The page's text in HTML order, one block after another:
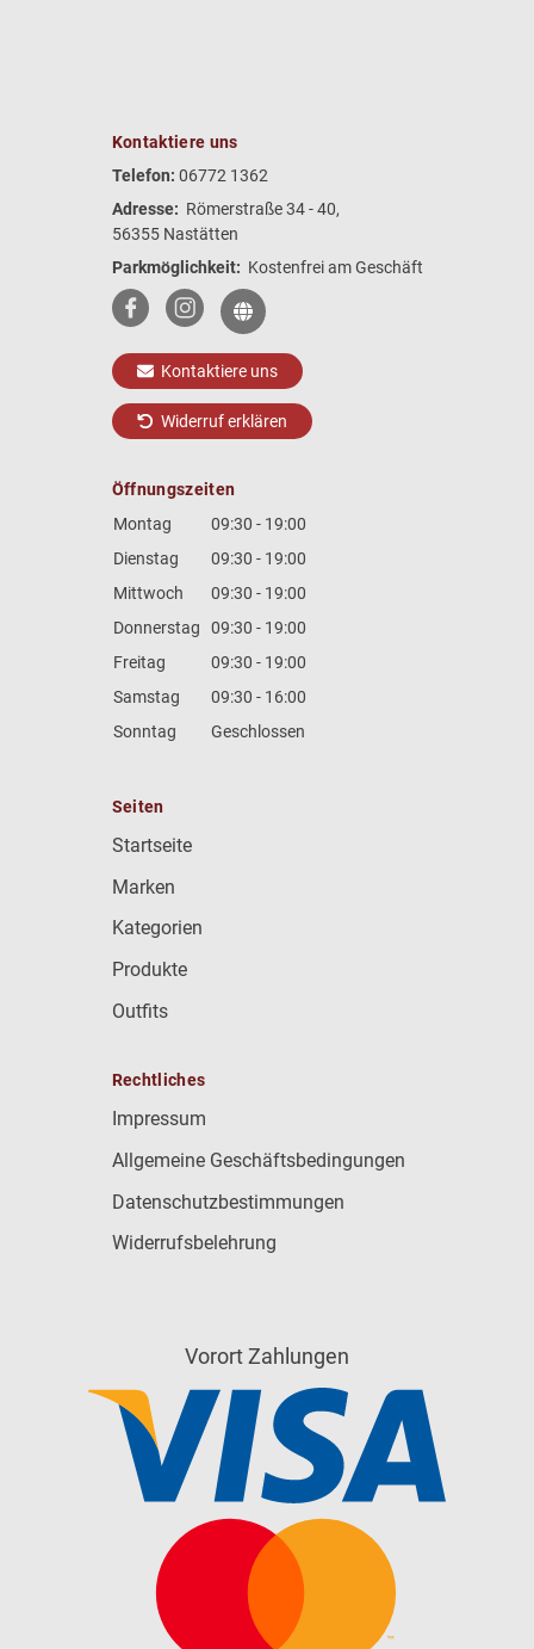
Kontaktiere uns
Telefon: 06772 1362
Adresse: Römerstraße 34 - 40,
56355 Nastätten
Parkmöglichkeit: Kostenfrei am Geschäft
Kontaktiere uns
Widerruf erklären
Öffnungszeiten
Montag
09:30 - 19:00
Dienstag
09:30 - 19:00
Mittwoch
09:30 - 19:00
Donnerstag
09:30 - 19:00
Freitag
09:30 - 19:00
Samstag
09:30 - 16:00
Sonntag
Geschlossen
Seiten
Startseite
Marken
Kategorien
Produkte
Outfits
Rechtliches
Impressum
Allgemeine Geschäftsbedingungen
Datenschutzbestimmungen
Widerrufsbelehrung
Vorort Zahlungen